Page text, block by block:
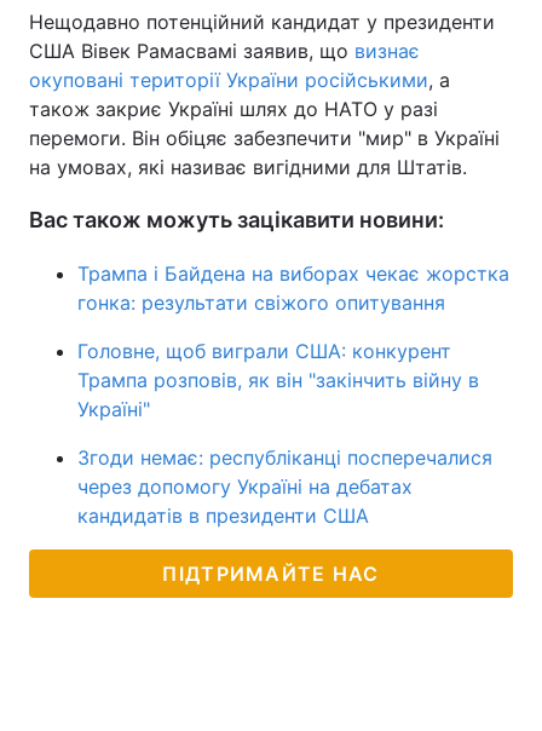
Нещодавно потенційний кандидат у президенти
США Вівек Рамасвамі заявив, що визнає
окуповані території України російськими, а
також закриє Україні шлях до НАТО у разі
перемоги. Він обіцяє забезпечити "мир" в Україні
на умовах, які називає вигідними для Штатів.
Вас також можуть зацікавити новини:
Трампа і Байдена на виборах чекає жорстка
гонка: результати свіжого опитування
Головне, щоб виграли США: конкурент
Трампа розповів, як він "закінчить війну в
Україні"
Згоди немає: республіканці посперечалися
через допомогу Україні на дебатах
кандидатів в президенти США
ПІДТРИМАЙТЕ НАС